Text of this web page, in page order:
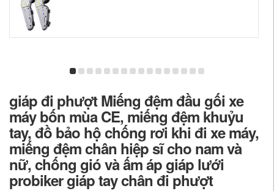
giáp đi phượt Miếng đệm đầu gối xe
máy bốn mùa CE, miếng đệm khuỷu
tay, đồ bảo hộ chống rơi khi đi xe máy,
miếng đệm chân hiệp sĩ cho nam và
nữ, chống gió và ấm áp giáp lưới
probiker giáp tay chân đi phượt